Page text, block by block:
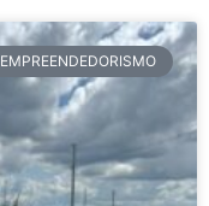
EMPREENDEDORISMO